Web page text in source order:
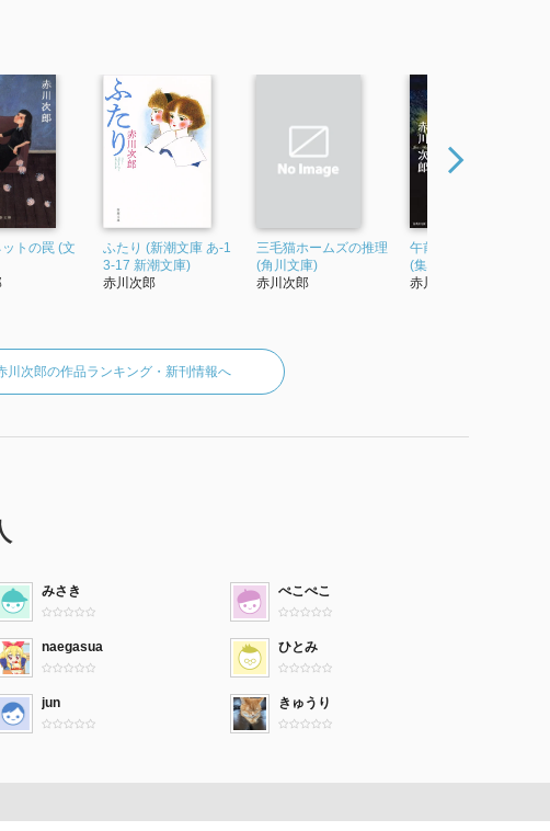
トの罠 (文
ふたり (新潮文庫 あ-1
3-17 新潮文庫)
赤川次郎
三毛猫ホームズの推理
(角川文庫)
赤川次郎
午前0時の忘れもの
(集英社文庫(日本))
赤川次郎
川次郎の作品ランキング・新刊情報へ
みさき ぺこぺこ
naegasua ひとみ
jun きゅうり